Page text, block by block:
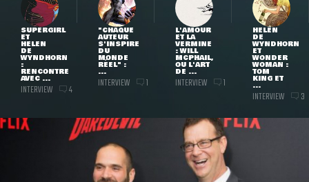
SUPERGIRL
ET
HELEN
DE
WYNDHORN
:
RENCONTRE
AVEC ...
INTERVIEW 4
"CHAQUE
AUTEUR
S'INSPIRE
DU
MONDE
RÉEL" :
...
INTERVIEW 1
L'AMOUR
ET LA
VERMINE
: WILL
MCPHAIL,
OU L'ART
DE ...
INTERVIEW 1
HELEN
DE
WYNDHORN
ET
WONDER
WOMAN :
TOM
KING ET
...
INTERVIEW 3